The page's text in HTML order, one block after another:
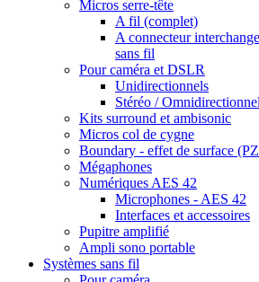
Micros serre-tête
A fil (complet)
A connecteur
sans fil
Pour caméra et DSLR
Unidirectionnels
Stéréo /
Kits surround et ambisonic
Micros col de cygne
Boundary - effet de surface
Mégaphones
Numériques AES 42
Microphones - AES 42
Interfaces et accessoires
Pupitre amplifié
Ampli sono portable
Systèmes sans fil